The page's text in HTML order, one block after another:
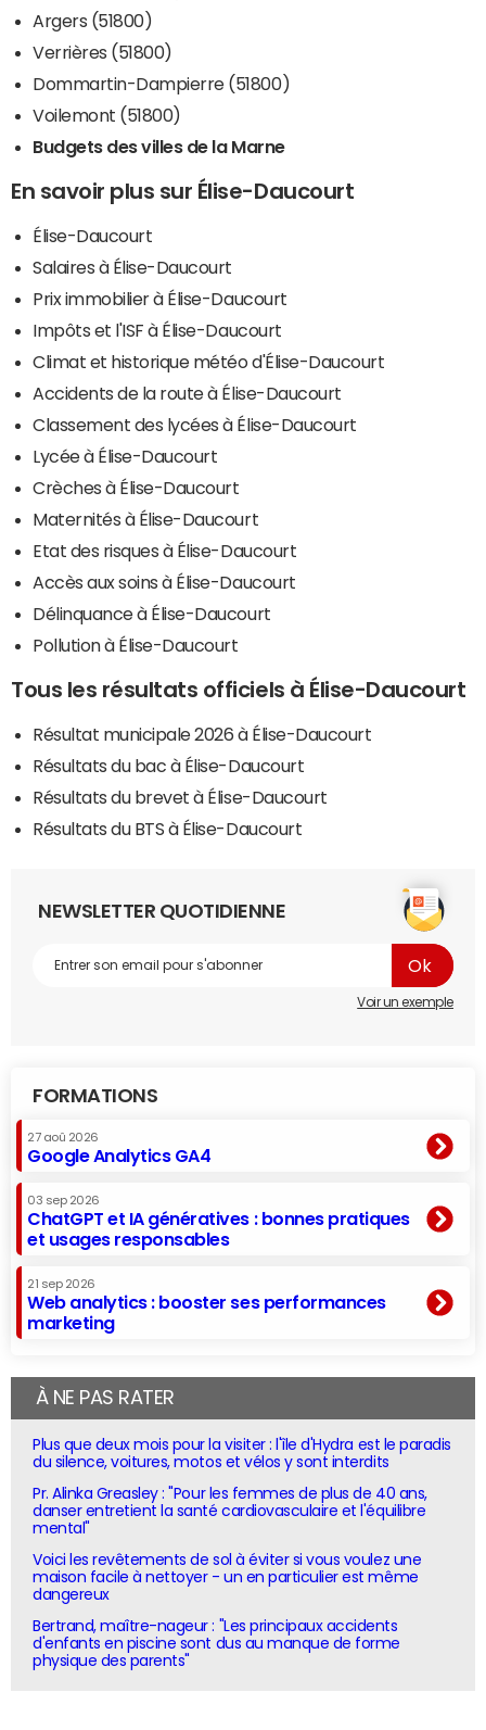
Argers (51800)
Verrières (51800)
Dommartin-Dampierre (51800)
Voilemont (51800)
Budgets des villes de la Marne
En savoir plus sur Élise-Daucourt
Élise-Daucourt
Salaires à Élise-Daucourt
Prix immobilier à Élise-Daucourt
Impôts et l'ISF à Élise-Daucourt
Climat et historique météo d'Élise-Daucourt
Accidents de la route à Élise-Daucourt
Classement des lycées à Élise-Daucourt
Lycée à Élise-Daucourt
Crèches à Élise-Daucourt
Maternités à Élise-Daucourt
Etat des risques à Élise-Daucourt
Accès aux soins à Élise-Daucourt
Délinquance à Élise-Daucourt
Pollution à Élise-Daucourt
Tous les résultats officiels à Élise-Daucourt
Résultat municipale 2026 à Élise-Daucourt
Résultats du bac à Élise-Daucourt
Résultats du brevet à Élise-Daucourt
Résultats du BTS à Élise-Daucourt
NEWSLETTER QUOTIDIENNE
Voir un exemple
FORMATIONS
27 aoû 2026
Google Analytics GA4
03 sep 2026
ChatGPT et IA génératives : bonnes pratiques
et usages responsables
21 sep 2026
Web analytics : booster ses performances
marketing
À NE PAS RATER
Plus que deux mois pour la visiter : l'île d'Hydra est le paradis
du silence, voitures, motos et vélos y sont interdits
Pr. Alinka Greasley : "Pour les femmes de plus de 40 ans,
danser entretient la santé cardiovasculaire et l'équilibre
mental"
Voici les revêtements de sol à éviter si vous voulez une
maison facile à nettoyer - un en particulier est même
dangereux
Bertrand, maître-nageur : "Les principaux accidents
d'enfants en piscine sont dus au manque de forme
physique des parents"